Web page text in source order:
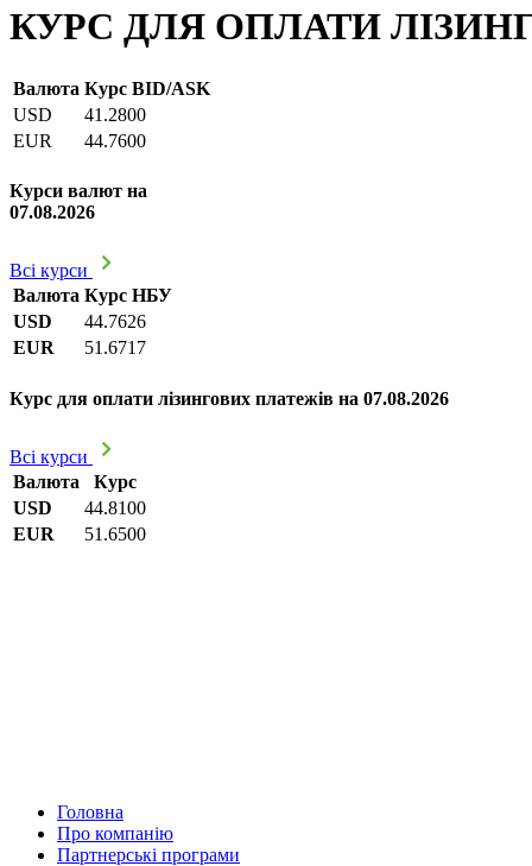
КУРС ДЛЯ ОПЛАТИ
Валюта Курс BID/ASK
USD
41.2800
EUR
44.7600
Курси валют на
07.08.2026
Всі курси
Валюта Курс НБУ
USD
44.7626
EUR
51.6717
Курс для оплати лізингових платежів на 07.08.2026
Всі курси
Валюта
Курс
USD
44.8100
EUR
51.6500
Головна
Про компанію
Партнерські програми